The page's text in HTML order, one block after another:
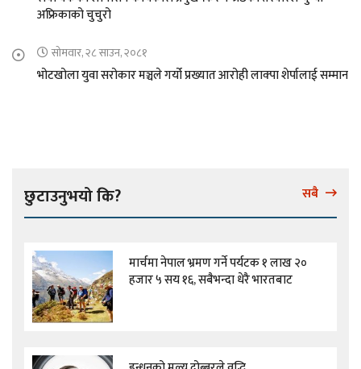
अफ्रिकाको चुचुरो
सोमवार, २८ साउन, २०८१
भोटखोला युवा सरोकार मञ्चले गर्यो प्रख्यात आरोही लाक्पा शेर्पालाई सम्मान
छुटाउनुभयो कि? सबै
मार्चमा नेपाल भ्रमण गर्ने पर्यटक १ लाख २०
हजार ५ सय १६, सबैभन्दा धेरै भारतबाट